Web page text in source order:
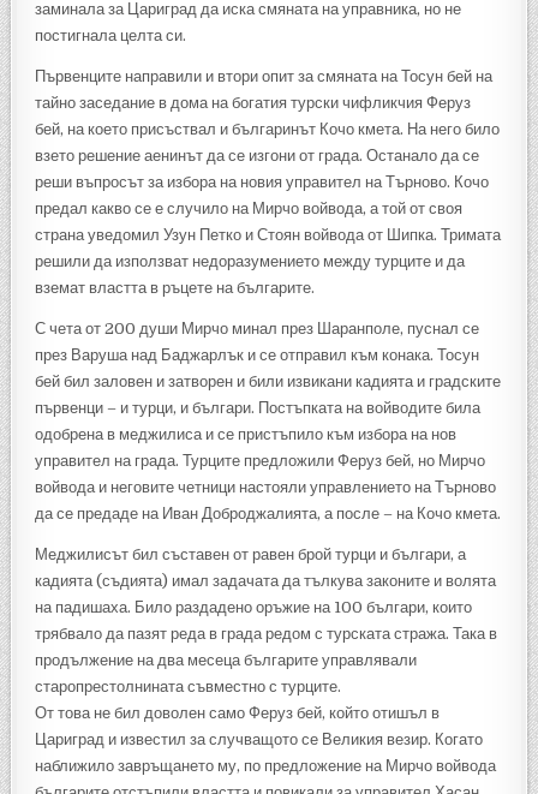
заминала за Цариград да иска смяната на управника, но не
постигнала целта си.
Първенците направили и втори опит за смяната на Тосун бей на
тайно заседание в дома на богатия турски чифликчия Феруз
бей, на което присъствал и българинът Кочо кмета. На него било
взето решение аенинът да се изгони от града. Останало да се
реши въпросът за избора на новия управител на Търново. Кочо
предал какво се е случило на Мирчо войвода, а той от своя
страна уведомил Узун Петко и Стоян войвода от Шипка. Тримата
решили да използват недоразумението между турците и да
вземат властта в ръцете на българите.
С чета от 200 души Мирчо минал през Шаранполе, пуснал се
през Варуша над Баджарлък и се отправил към конака. Тосун
бей бил заловен и затворен и били извикани кадията и градските
първенци – и турци, и българи. Постъпката на войводите била
одобрена в меджилиса и се пристъпило към избора на нов
управител на града. Турците предложили Феруз бей, но Мирчо
войвода и неговите четници настояли управлението на Търново
да се предаде на Иван Доброджалията, а после – на Кочо кмета.
Меджилисът бил съставен от равен брой турци и българи, а
кадията (съдията) имал задачата да тълкува законите и волята
на падишаха. Било раздадено оръжие на 100 българи, които
трябвало да пазят реда в града редом с турската стража. Така в
продължение на два месеца българите управлявали
старопрестолнината съвместно с турците.
От това не бил доволен само Феруз бей, който отишъл в
Цариград и известил за случващото се Великия везир. Когато
наближило завръщането му, по предложение на Мирчо войвода